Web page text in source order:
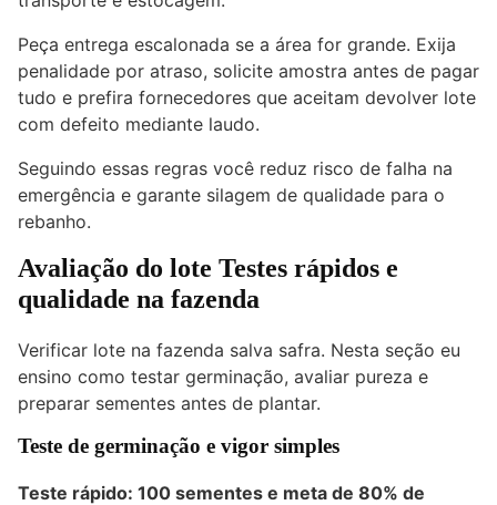
Peça entrega escalonada se a área for grande. Exija
penalidade por atraso, solicite amostra antes de pagar
tudo e prefira fornecedores que aceitam devolver lote
com defeito mediante laudo.
Seguindo essas regras você reduz risco de falha na
emergência e garante silagem de qualidade para o
rebanho.
Avaliação do lote Testes rápidos e
qualidade na fazenda
Verificar lote na fazenda salva safra. Nesta seção eu
ensino como testar germinação, avaliar pureza e
preparar sementes antes de plantar.
Teste de germinação e vigor simples
Teste rápido: 100 sementes e meta de 80% de